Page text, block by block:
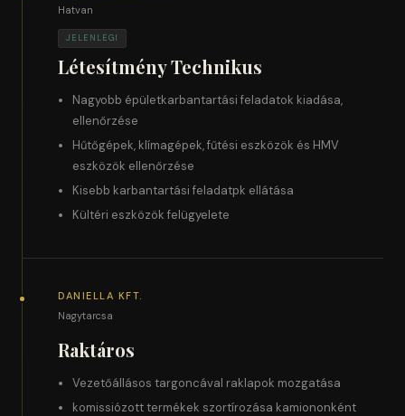
Hatvan
JELENLEGI
Létesítmény Technikus
Nagyobb épületkarbantartási feladatok kiadása,
ellenőrzése
Hűtőgépek, klímagépek, fűtési eszközök és HMV
eszközök ellenőrzése
Kisebb karbantartási feladatpk ellátása
Kültéri eszközök felügyelete
DANIELLA KFT.
Nagytarcsa
Raktáros
Vezetőállásos targoncával raklapok mozgatása
komissiózott termékek szortírozása kamiononként